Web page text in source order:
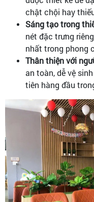
chật chội hay
Sáng tạo trong
nét đặc trưng
nhất trong phong
Thân thiện với
an toàn, dễ vệ
tiên hàng đầu